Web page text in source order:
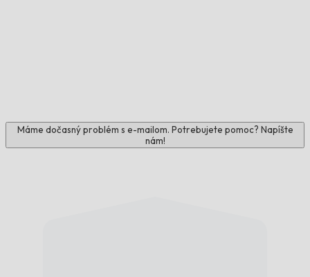
Máme dočasný problém s e-mailom. Potrebujete pomoc? Napíšte
nám!